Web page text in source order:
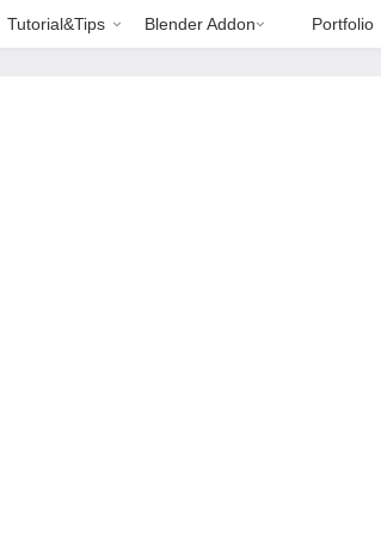
Tutorial&Tips Blender Addon Portfolio